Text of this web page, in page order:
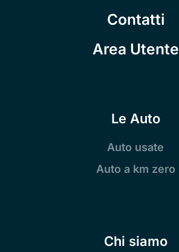
Contatti
Area Utente
Le Auto
Auto usate
Auto a km zero
Chi siamo